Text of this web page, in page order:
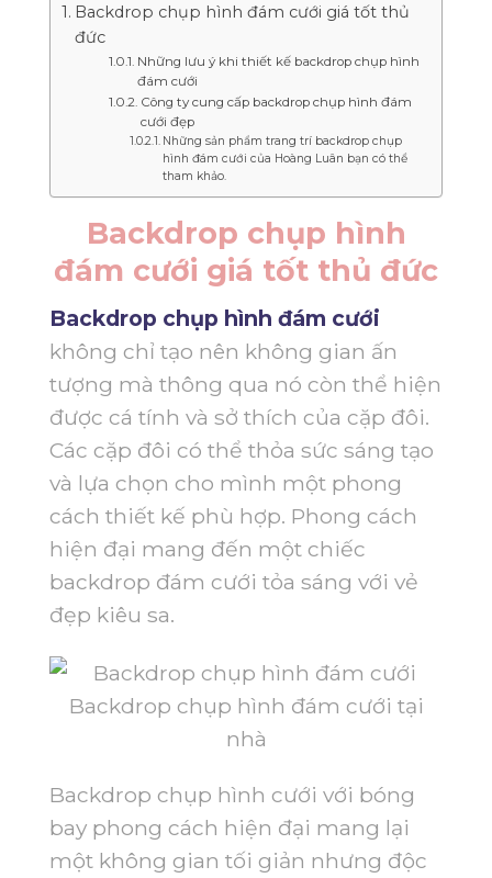
Backdrop chụp hình đám cưới giá tốt thủ
đức
Những lưu ý khi thiết kế backdrop chụp hình
đám cưới
Công ty cung cấp backdrop chụp hình đám
cưới đẹp
Những sản phẩm trang trí backdrop chụp
hình đám cưới của Hoàng Luân bạn có thể
tham khảo.
Backdrop chụp hình
đám cưới giá tốt thủ đức
Backdrop chụp hình đám cưới
không chỉ tạo nên không gian ấn
tượng mà thông qua nó còn thể hiện
được cá tính và sở thích của cặp đôi.
Các cặp đôi có thể thỏa sức sáng tạo
và lựa chọn cho mình một phong
cách thiết kế phù hợp. Phong cách
hiện đại mang đến một chiếc
backdrop đám cưới tỏa sáng với vẻ
đẹp kiêu sa.
Backdrop chụp hình đám cưới tại
nhà
Backdrop chụp hình cưới với bóng
bay phong cách hiện đại mang lại
một không gian tối giản nhưng độc